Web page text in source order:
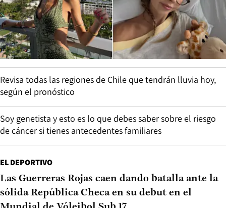
Revisa todas las regiones de Chile que tendrán lluvia hoy,
según el pronóstico
Soy genetista y esto es lo que debes saber sobre el riesgo
de cáncer si tienes antecedentes familiares
EL DEPORTIVO
Las Guerreras Rojas caen dando batalla ante la
sólida República Checa en su debut en el